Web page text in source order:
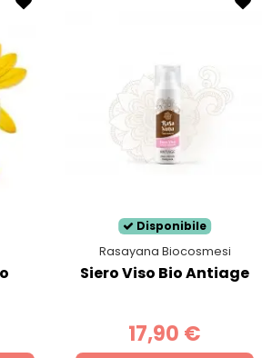
Disponibile
Rasayana Biocosmesi
Siero Viso Bio Antiage
17,90 €